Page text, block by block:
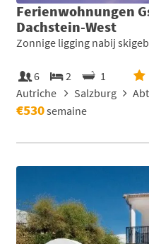
Ferienwohnungen
Dachstein-West
Zonnige ligging nabij
6 2
1
Autriche
Salzburg
€530semaine